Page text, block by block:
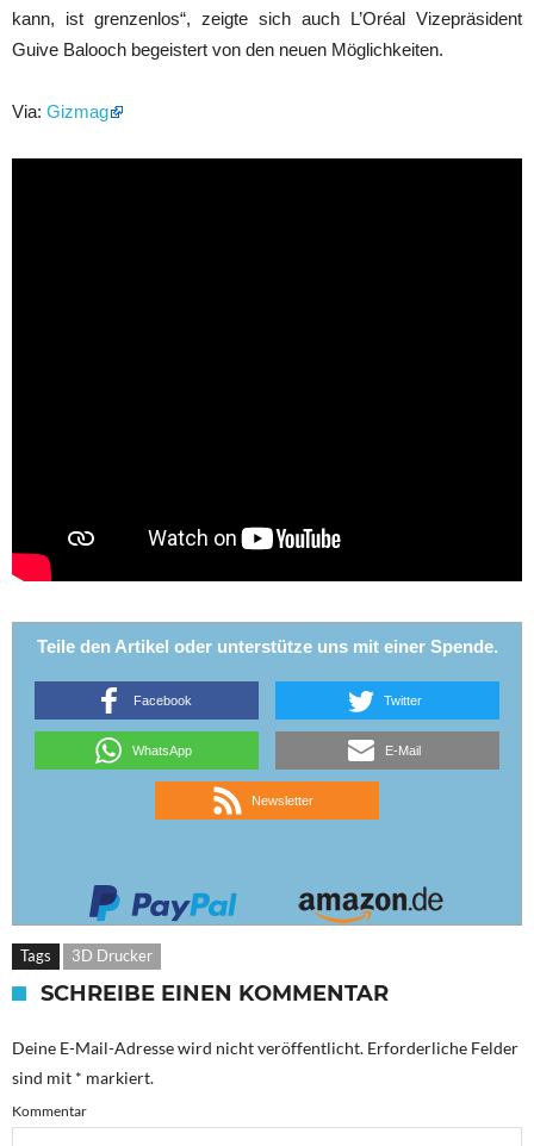
kann, ist grenzenlos“, zeigte sich auch L’Oréal Vizepräsident
Guive Balooch begeistert von den neuen Möglichkeiten.
Via: Gizmag
Teile den Artikel oder unterstütze uns mit einer Spende.
Facebook Twitter
WhatsApp E-Mail
Newsletter
Tags 3D Drucker
SCHREIBE EINEN KOMMENTAR
Deine E-Mail-Adresse wird nicht veröffentlicht. Erforderliche Felder
sind mit * markiert.
Kommentar